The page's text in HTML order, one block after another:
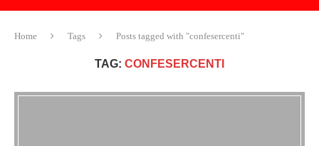
Home Tags Posts tagged with "confesercenti"
TAG: CONFESERCENTI